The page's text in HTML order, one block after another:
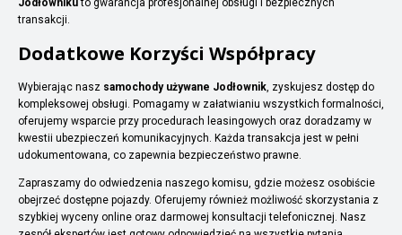
Jodłownikuto gwarancja profesjonalnej obsługi i bezpiecznych
transakcji.
Dodatkowe Korzyści Współpracy
Wybierając nasz samochody używane Jodłownik, zyskujesz dostęp do
kompleksowej obsługi. Pomagamy w załatwianiu wszystkich formalności,
oferujemy wsparcie przy procedurach leasingowych oraz doradzamy w
kwestii ubezpieczeń komunikacyjnych. Każda transakcja jest w pełni
udokumentowana, co zapewnia bezpieczeństwo prawne.
Zapraszamy do odwiedzenia naszego komisu, gdzie możesz osobiście
obejrzeć dostępne pojazdy. Oferujemy również możliwość skorzystania z
szybkiej wyceny online oraz darmowej konsultacji telefonicznej. Nasz